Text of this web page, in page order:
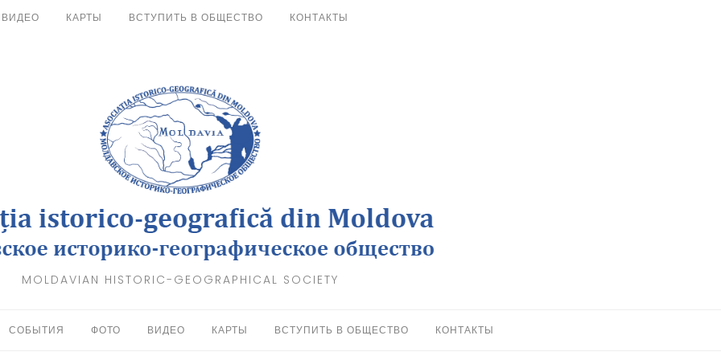
ВИДЕО КАРТЫ ВСТУПИТЬ В ОБЩЕСТВО КОНТАКТЫ
MOLDAVIAN HISTORIC-GEOGRAPHICAL SOCIETY
СОБЫТИЯ ФОТО ВИДЕО КАРТЫ ВСТУПИТЬ В ОБЩЕСТВО КОНТАКТЫ